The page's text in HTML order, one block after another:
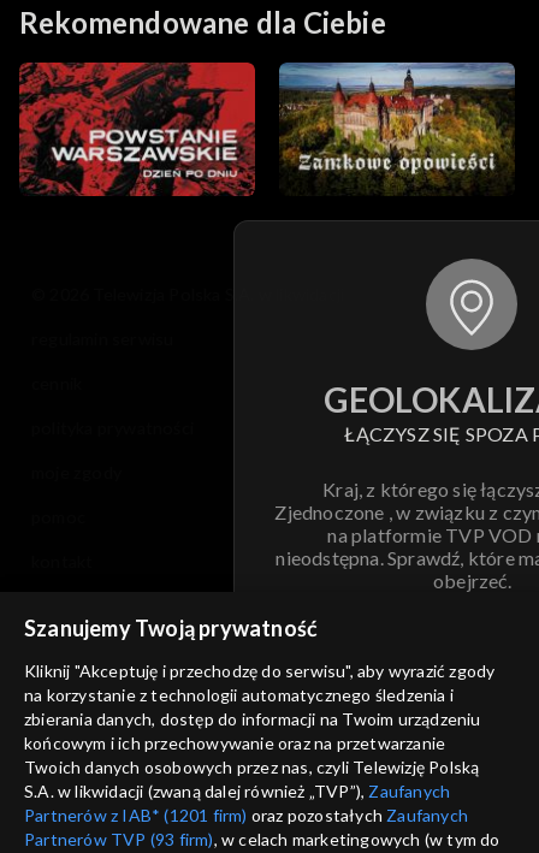
Rekomendowane dla Ciebie
ŁĄCZYSZ SIĘ SPOZA
Kraj, z którego się
Zjednoczone , w związku z
na platformie TVP VOD
nieodstępna. Sprawdź, które
obejrzeć.
ANULUJ
informacje o dostawcy usług
Szanujemy Twoją prywatność
Kliknij "Akceptuję i przechodzę do serwisu", aby wyrazić zgody
na korzystanie z technologii automatycznego śledzenia i
zbierania danych, dostęp do informacji na Twoim urządzeniu
końcowym i ich przechowywanie oraz na przetwarzanie
Twoich danych osobowych przez nas, czyli Telewizję Polską
S.A. w likwidacji (zwaną dalej również „TVP”), Zaufanych
Partnerów z IAB* (1201 firm) oraz pozostałych Zaufanych
Partnerów TVP (93 firm), w celach marketingowych (w tym do